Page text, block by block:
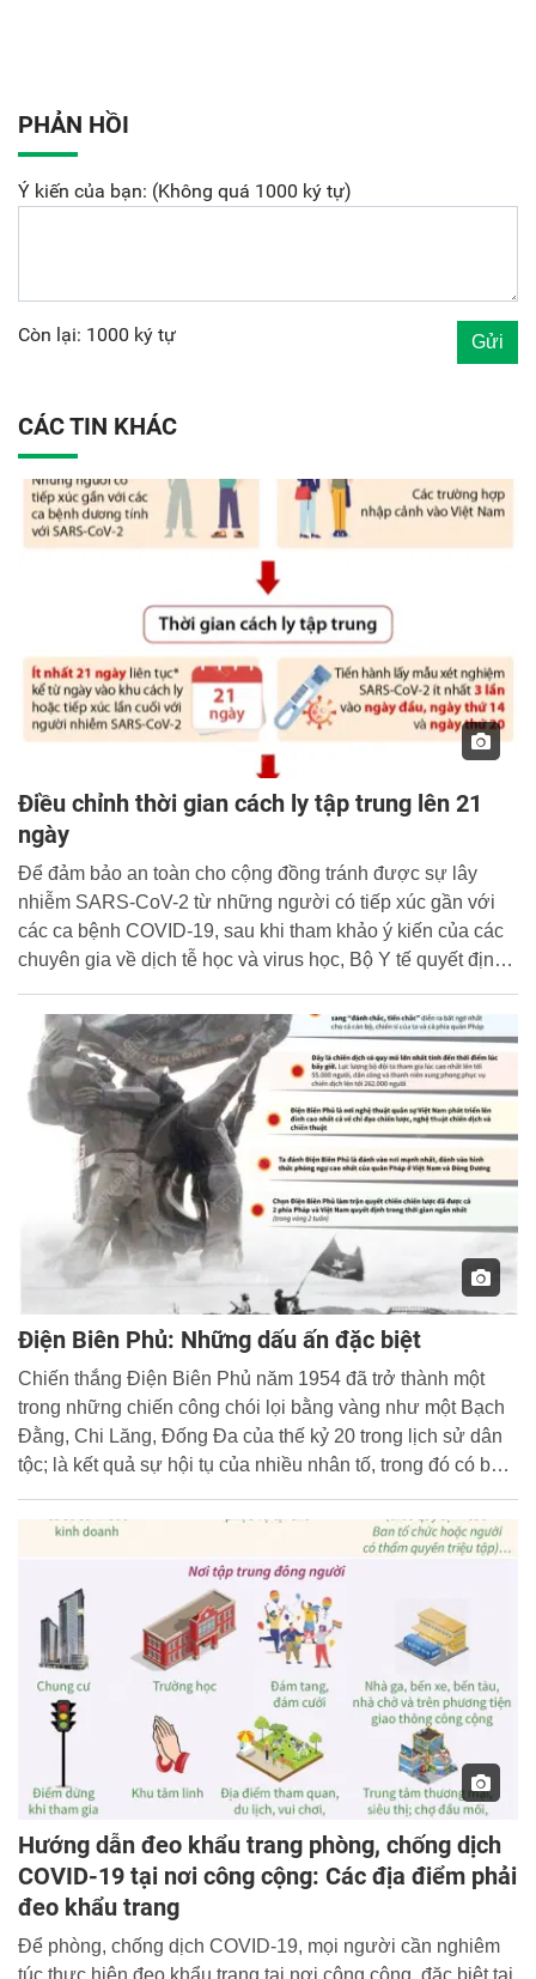
PHẢN HỒI
Ý kiến của bạn: (Không quá 1000 ký tự)
Còn lại: 1000 ký tự
CÁC TIN KHÁC
Điều chỉnh thời gian cách ly tập trung lên 21
ngày
Để đảm bảo an toàn cho cộng đồng tránh được sự lây
nhiễm SARS-CoV-2 từ những người có tiếp xúc gần với
các ca bệnh COVID-19, sau khi tham khảo ý kiến của các
chuyên gia về dịch tễ học và virus học, Bộ Y tế quyết định
Điện Biên Phủ: Những dấu ấn đặc biệt
Chiến thắng Điện Biên Phủ năm 1954 đã trở thành một
trong những chiến công chói lọi bằng vàng như một Bạch
Đằng, Chi Lăng, Đống Đa của thế kỷ 20 trong lịch sử dân
tộc; là kết quả sự hội tụ của nhiều nhân tố, trong đó có bản
Hướng dẫn đeo khẩu trang phòng, chống dịch
COVID-19 tại nơi công cộng: Các địa điểm phải
đeo khẩu trang
Để phòng, chống dịch COVID-19, mọi người cần nghiêm
túc thực hiện đeo khẩu trang tại nơi công cộng, đặc biệt tại